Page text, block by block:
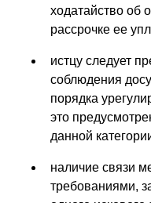
ходатайство об
рассрочке ее
истцу следует
соблюдения
порядка
это
данной
наличие связи
требованиями,